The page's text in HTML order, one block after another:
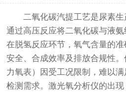
二氧化碳汽提工艺是尿素
通过高压反应将二氧化碳与液氨
在脱氢反应环节，氧气含量的
安全、合成效率及排放合规性
力氧表）因受工况限制，难以
检测需求。激光氧分析仪的出现